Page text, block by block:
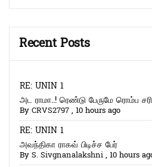
Recent Posts
RE: UNIN 1
அட ராமா..! ரெண்டு பேருமே ரொம்ப
ByCRVS2797, 10 hours ago
RE: UNIN 1
அவந்திகா ராகவ் பிடிச்ச பேர்
ByS. Sivgnanalakshni, 10 hours